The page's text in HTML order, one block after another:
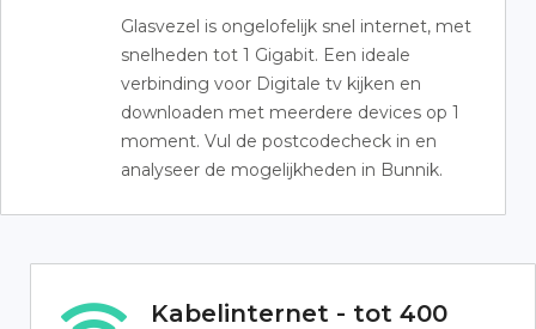
Glasvezel is ongelofelijk snel internet, met
snelheden tot 1 Gigabit. Een ideale
verbinding voor Digitale tv kijken en
downloaden met meerdere devices op 1
moment. Vul de postcodecheck in en
analyseer de mogelijkheden in Bunnik.
Kabelinternet - tot 400